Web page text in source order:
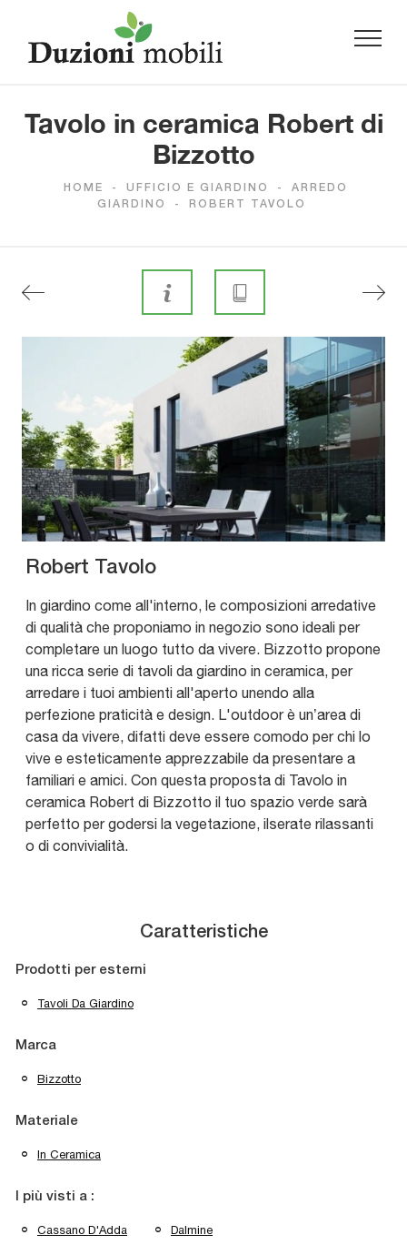
Tavolo in ceramica Robert di
Bizzotto
HOME - UFFICIO E GIARDINO -
ARREDO
GIARDINO
- ROBERT TAVOLO
Robert Tavolo
In giardino come all'interno, le composizioni arredative
di qualità che proponiamo in negozio sono ideali per
completare un luogo tutto da vivere. Bizzotto propone
una ricca serie di tavoli da giardino in ceramica, per
arredare i tuoi ambienti all'aperto unendo alla
perfezione praticità e design. L'outdoor è un’area di
casa da vivere, difatti deve essere comodo per chi lo
vive e esteticamente apprezzabile da presentare a
familiari e amici. Con questa proposta di Tavolo in
ceramica Robert di Bizzotto il tuo spazio verde sarà
perfetto per godersi la vegetazione, ilserate rilassanti
o di convivialità.
Caratteristiche
Prodotti per esterni
Tavoli Da Giardino
Marca
Bizzotto
Materiale
In Ceramica
I più visti a :
Cassano D'Adda Dalmine